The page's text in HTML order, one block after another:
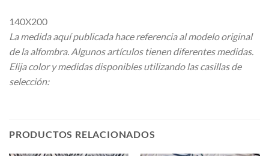
140X200
La medida aquí publicada hace referencia al modelo original
de la alfombra. Algunos artículos tienen diferentes medidas.
Elija color y medidas disponibles utilizando las casillas de
selección:
PRODUCTOS RELACIONADOS